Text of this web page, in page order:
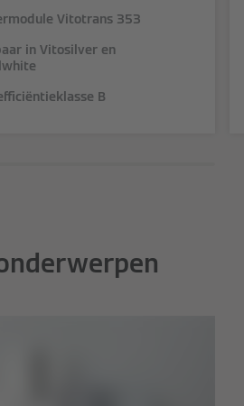
Vitotrans 353
in Vitosilver en
B